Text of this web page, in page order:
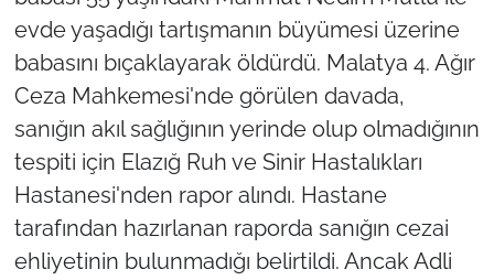
evde yaşadığı tartışmanın büyümesi üzerine
babasını bıçaklayarak öldürdü. Malatya 4. Ağır
Ceza Mahkemesi'nde görülen davada,
sanığın akıl sağlığının yerinde olup olmadığının
tespiti için Elazığ Ruh ve Sinir Hastalıkları
Hastanesi'nden rapor alındı. Hastane
tarafından hazırlanan raporda sanığın cezai
ehliyetinin bulunmadığı belirtildi. Ancak Adli